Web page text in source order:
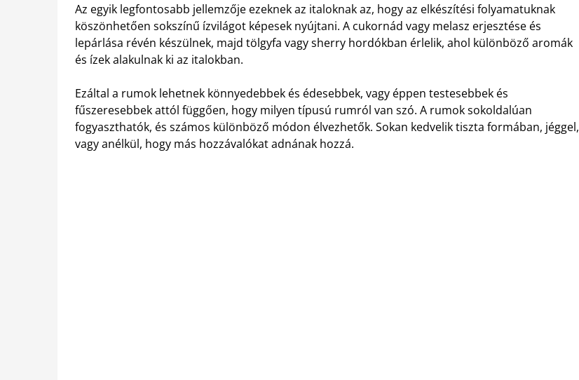
Az egyik legfontosabb jellemzője ezeknek az italoknak az, hogy az elkészítési folyamatuknak
köszönhetően sokszínű ízvilágot képesek nyújtani. A cukornád vagy melasz erjesztése és
lepárlása révén készülnek, majd tölgyfa vagy sherry hordókban érlelik, ahol különböző aromák
és ízek alakulnak ki az italokban.
Ezáltal a rumok lehetnek könnyedebbek és édesebbek, vagy éppen testesebbek és
fűszeresebbek attól függően, hogy milyen típusú rumról van szó. A rumok sokoldalúan
fogyaszthatók, és számos különböző módon élvezhetők. Sokan kedvelik tiszta formában, jéggel,
vagy anélkül, hogy más hozzávalókat adnának hozzá.